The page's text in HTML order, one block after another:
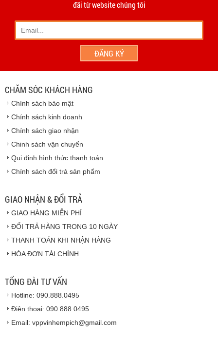
hiện trên tinh thần hợp tác, thiện chí.
- Khách hàng có thể đếngiao dịch trực tiếp tạicông ty
- Hoặc chúng tôi sẽcử nhân viên giao hàng
địa chỉ khách hàng cung cấp.
Vinhempich
CAM KẾT CHẤT LƯỢNG
Hàng hóa được giao cho quý khách là hàng mới
100% nguyên đai nguyên kiện.
Vinhempich
độ bảo hành sản phẩm đối với nhà sản xuất hoặc
nhà nhập khẩu nếu sản phẩm bị lỗi hoặc hỏng hóc
đãi từ website chúng tôi
CHĂM SÓC KHÁCH HÀNG
Chính sách bảo mật
Chính sách kinh doanh
Chính sách giao nhận
Chinh sách vận chuyển
Qui định hình thức thanh toán
Chính sách đổi trả sản phẩm
GIAO NHẬN & ĐỔI TRẢ
GIAO HÀNG MIỄN PHÍ
ĐỔI TRẢ HÀNG TRONG 10 NGÀY
THANH TOÁN KHI NHẬN HÀNG
HÓA ĐƠN TÀI CHÍNH
TỔNG ĐÀI TƯ VẤN
Hotline: 090.888.0495
Điện thoại: 090.888.0495
Email: vppvinhempich@gmail.com